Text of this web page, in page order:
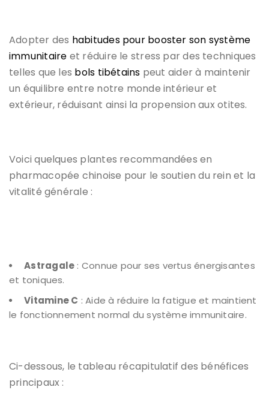
Adopter des habitudes pour booster son système
immunitaire et réduire le stress par des techniques
telles que les bols tibétains peut aider à maintenir
un équilibre entre notre monde intérieur et
extérieur, réduisant ainsi la propension aux otites.
Voici quelques plantes recommandées en
pharmacopée chinoise pour le soutien du rein et la
vitalité générale :
Astragale : Connue pour ses vertus énergisantes
et toniques.
Vitamine C : Aide à réduire la fatigue et maintient
le fonctionnement normal du système immunitaire.
Ci-dessous, le tableau récapitulatif des bénéfices
principaux :